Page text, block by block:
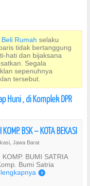
Rumah selaku
tidak bertanggung
hati dan bijaksana
Segala
sepenuhnya
tersebut.
Huni , di Komplek DPR
BSK – KOTA BEKASI
Jawa Barat
BUMI SATRIA
Bumi Satria
)